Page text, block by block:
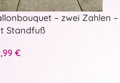
– zwei Zahlen –
Standfuß
€